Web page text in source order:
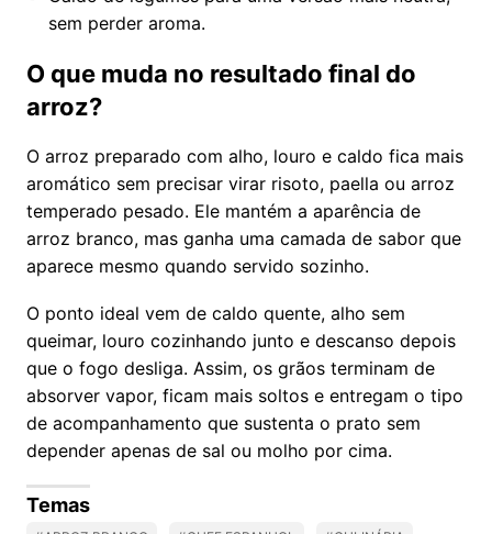
sem perder aroma.
O que muda no resultado final do
arroz?
O arroz preparado com alho, louro e caldo fica mais
aromático sem precisar virar risoto, paella ou arroz
temperado pesado. Ele mantém a aparência de
arroz branco, mas ganha uma camada de sabor que
aparece mesmo quando servido sozinho.
O ponto ideal vem de caldo quente, alho sem
queimar, louro cozinhando junto e descanso depois
que o fogo desliga. Assim, os grãos terminam de
absorver vapor, ficam mais soltos e entregam o tipo
de acompanhamento que sustenta o prato sem
depender apenas de sal ou molho por cima.
Temas